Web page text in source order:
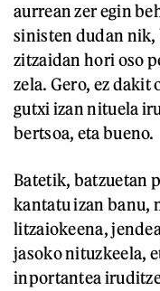
aurrean zer egin
sinisten dudan
zitzaidan hori oso
zela. Gero, ez dakit
gutxi izan nituela
bertsoa, eta bueno.
Batetik, batzuetan
kantatu izan banu,
litzaiokeena,
jasoko nituzkeela,
inportantea